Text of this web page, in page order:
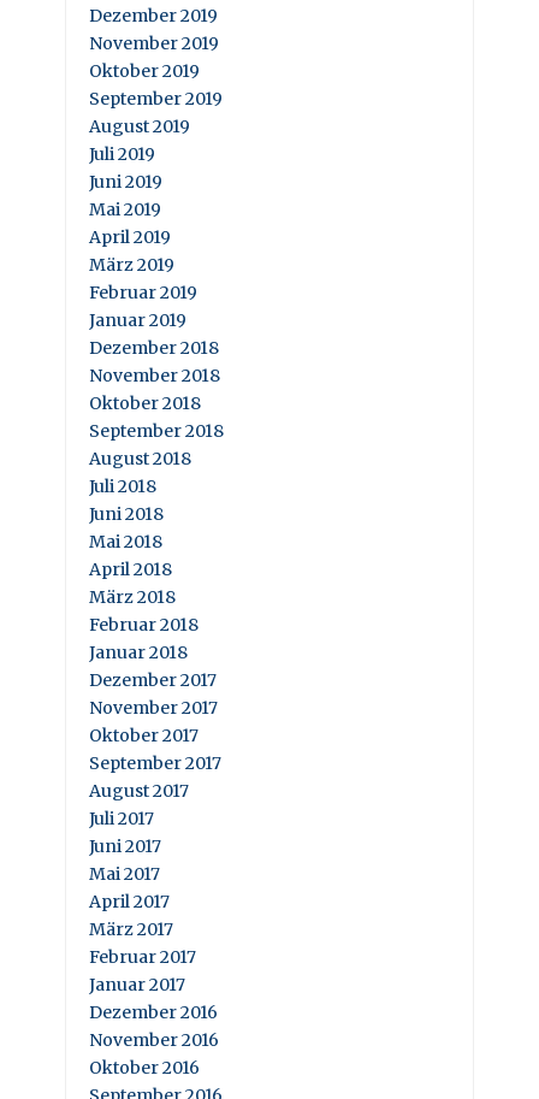
Dezember 2019
November 2019
Oktober 2019
September 2019
August 2019
Juli 2019
Juni 2019
Mai 2019
April 2019
März 2019
Februar 2019
Januar 2019
Dezember 2018
November 2018
Oktober 2018
September 2018
August 2018
Juli 2018
Juni 2018
Mai 2018
April 2018
März 2018
Februar 2018
Januar 2018
Dezember 2017
November 2017
Oktober 2017
September 2017
August 2017
Juli 2017
Juni 2017
Mai 2017
April 2017
März 2017
Februar 2017
Januar 2017
Dezember 2016
November 2016
Oktober 2016